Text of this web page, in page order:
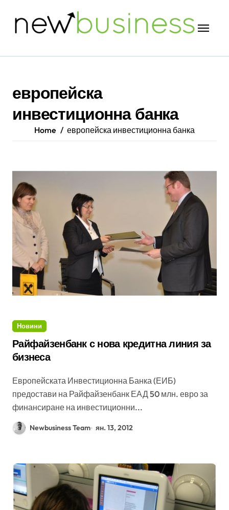
европейска
инвестиционна банка
Home европейска инвестиционна банка
Новини
Райфайзенбанк с нова кредитна линия за
бизнеса
Европейската Инвестиционна Банка (ЕИБ)
предостави на Райфайзенбанк ЕАД 50 млн. евро за
финансиране на инвестиционни...
Newbusiness Team ян. 13, 2012